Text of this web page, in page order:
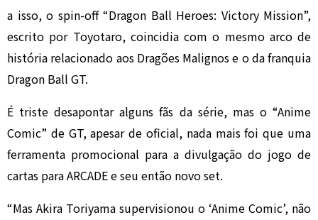
a isso, o spin-off “Dragon Ball Heroes: Victory Mission”,
escrito por Toyotaro, coincidia com o mesmo arco de
história relacionado aos Dragões Malignos e o da franquia
Dragon Ball GT.
É triste desapontar alguns fãs da série, mas o “Anime
Comic” de GT, apesar de oficial, nada mais foi que uma
ferramenta promocional para a divulgação do jogo de
cartas para ARCADE e seu então novo set.
“Mas Akira Toriyama supervisionou o ‘Anime Comic’, não